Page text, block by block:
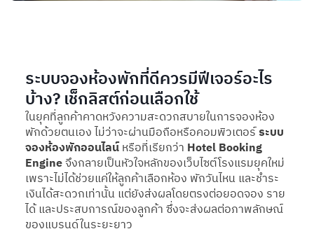
ระบบจองห้องพักที่ดีควรมีฟีเจอร์อะไร
บ้าง? เช็กลิสต์ก่อนเลือกใช้
ในยุคที่ลูกค้าคาดหวังความสะดวกสบายในการจองห้อง
พักด้วยตนเอง ไม่ว่าจะผ่านมือถือหรือคอมพิวเตอร์ระบบ
จองห้องพักออนไลน์หรือที่เรียกว่า Hotel Booking
Engineจึงกลายเป็นหัวใจหลักของเว็บไซต์โรงแรมยุคใหม่
เพราะไม่ได้ช่วยแค่ให้ลูกค้าเลือกห้อง พักวันไหน และชำระ
เงินได้สะดวกเท่านั้น แต่ยังส่งผลโดยตรงต่อยอดจอง ราย
ได้ และประสบการณ์ของลูกค้า ซึ่งจะส่งผลต่อภาพลักษณ์
ของแบรนด์ในระยะยาว